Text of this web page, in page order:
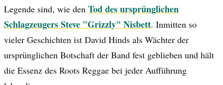
Legende sind, wie den Tod des ursprünglichen
Schlagzeugers Steve "Grizzly" Nisbett. Inmitten so
vieler Geschichten ist David Hinds als Wächter der
ursprünglichen Botschaft der Band fest geblieben und hält
die Essenz des Roots Reggae bei jeder Aufführung